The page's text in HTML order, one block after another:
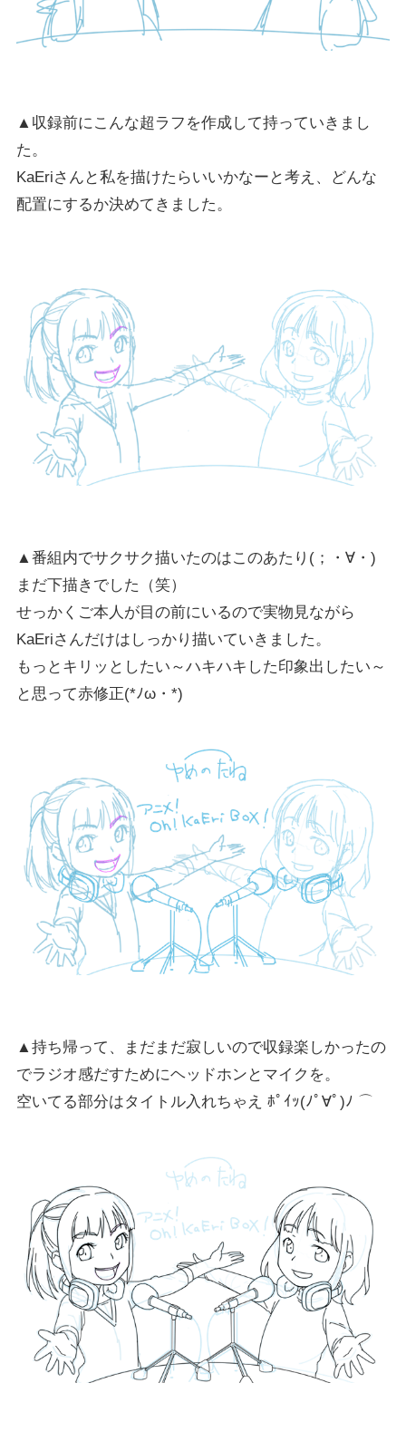
▲収録前にこんな超ラフを作成して持っていきまし
た。
KaEriさんと私を描けたらいいかなーと考え、どんな
配置にするか決めてきました。
▲番組内でサクサク描いたのはこのあたり(；・∀・)
まだ下描きでした（笑）
せっかくご本人が目の前にいるので実物見ながら
KaEriさんだけはしっかり描いていきました。
もっとキリッとしたい～ハキハキした印象出したい～
と思って赤修正(*ﾉω・*)
▲持ち帰って、まだまだ寂しいので収録楽しかったの
でラジオ感だすためにヘッドホンとマイクを。
空いてる部分はタイトル入れちゃえ ﾎﾟｲｯ(ﾉﾟ∀ﾟ)ﾉ ⌒